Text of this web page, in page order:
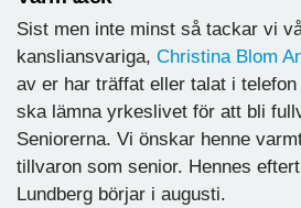
Sist men inte minst så tackar vi
kansliansvariga, Christina Blom
av er har träffat eller talat i
ska lämna yrkeslivet för att bli
Seniorerna. Vi önskar henne
tillvaron som senior. Hennes
Lundberg börjar i augusti.